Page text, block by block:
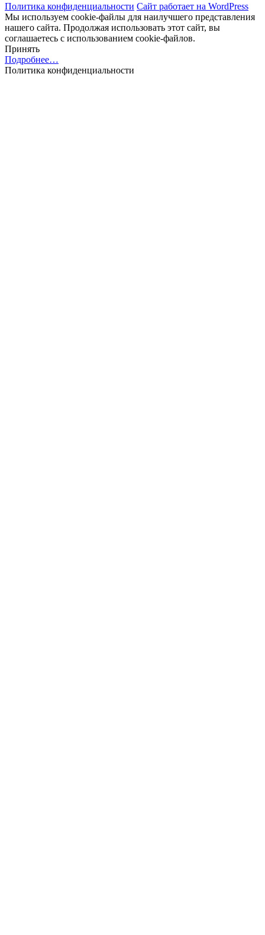
Политика конфиденциальности Сайт работает на WordPress
Мы используем cookie-файлы для наилучшего представления
нашего сайта. Продолжая использовать этот сайт, вы
соглашаетесь с использованием cookie-файлов.
Принять
Подробнее…
Политика конфиденциальности